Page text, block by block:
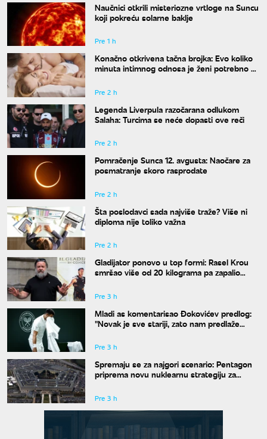
Naučnici otkrili misteriozne vrtloge na Suncu
koji pokreću solarne baklje
Pre 1 h
Konačno otkrivena tačna brojka: Evo koliko
minuta intimnog odnosa je ženi potrebno da
Pre 2 h
Legenda Liverpula razočarana odlukom
Salaha: Turcima se neće dopasti ove reči
Pre 2 h
Pomračenje Sunca 12. avgusta: Naočare za
posmatranje skoro rasprodate
Pre 2 h
Šta poslodavci sada najviše traže? Više ni
diploma nije toliko važna
Pre 2 h
Gladijator ponovo u top formi: Rasel Krou
smršao više od 20 kilograma pa zapalio
Pre 3 h
Mladi as komentarisao Đokovićev predlog:
"Novak je sve stariji, zato nam predlaže
Pre 3 h
Spremaju se za najgori scenario: Pentagon
priprema novu nuklearnu strategiju za
Pre 3 h